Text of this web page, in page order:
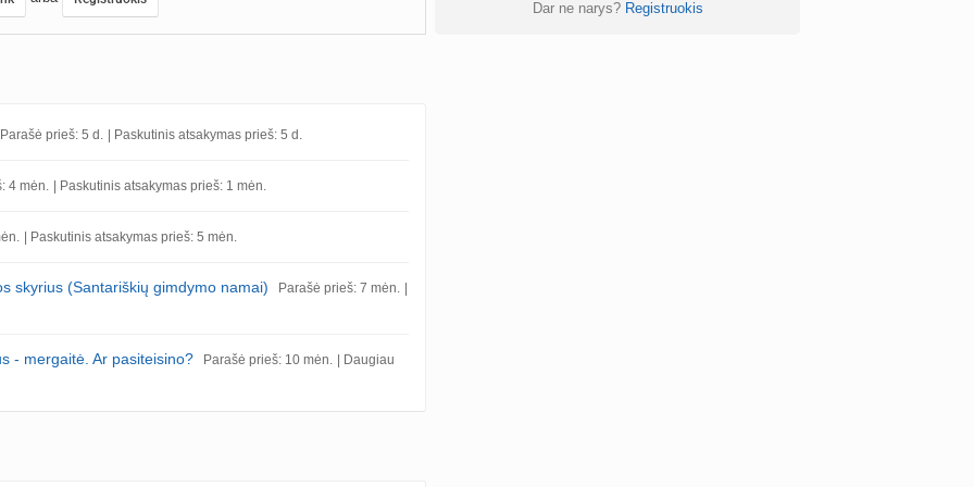
Parašė prieš: 5 d. | Paskutinis atsakymas prieš: 5 d.
4 mėn. | Paskutinis atsakymas prieš: 1 mėn.
| Paskutinis atsakymas prieš: 5 mėn.
skyrius (Santariškių gimdymo namai) Parašė prieš: 7 mėn.
- mergaitė. Ar pasiteisino? Parašė prieš: 10 mėn. | Daugiau
Dar ne narys? Registruokis